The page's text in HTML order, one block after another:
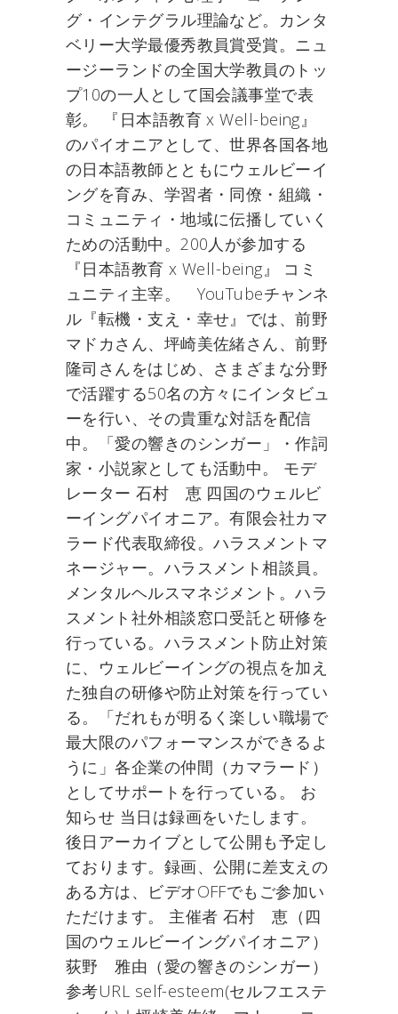
グ・インテグラル理論など。カンタ
ベリー大学最優秀教員賞受賞。ニュ
ージーランドの全国大学教員のトッ
プ10の一人として国会議事堂で表
彰。 『日本語教育 x Well-being』
のパイオニアとして、世界各国各地
の日本語教師とともにウェルビーイ
ングを育み、学習者・同僚・組織・
コミュニティ・地域に伝播していく
ための活動中。200人が参加する
『日本語教育 x Well-being』 コミ
ュニティ主宰。 YouTubeチャンネ
ル『転機・支え・幸せ』では、前野
マドカさん、坪崎美佐緒さん、前野
隆司さんをはじめ、さまざまな分野
で活躍する50名の方々にインタビュ
ーを行い、その貴重な対話を配信
中。「愛の響きのシンガー」・作詞
家・小説家としても活動中。 モデ
レーター 石村 恵 四国のウェルビ
ーイングパイオニア。有限会社カマ
ラード代表取締役。ハラスメントマ
ネージャー。ハラスメント相談員。
メンタルヘルスマネジメント。ハラ
スメント社外相談窓口受託と研修を
行っている。ハラスメント防止対策
に、ウェルビーイングの視点を加え
た独自の研修や防止対策を行ってい
る。「だれもが明るく楽しい職場で
最大限のパフォーマンスができるよ
うに」各企業の仲間（カマラード）
としてサポートを行っている。 お
知らせ 当日は録画をいたします。
後日アーカイブとして公開も予定し
ております。録画、公開に差支えの
ある方は、ビデオOFFでもご参加い
ただけます。 主催者 石村 恵（四
国のウェルビーイングパイオニア）
荻野 雅由（愛の響きのシンガー）
参考URL self-esteem(セルフエステ